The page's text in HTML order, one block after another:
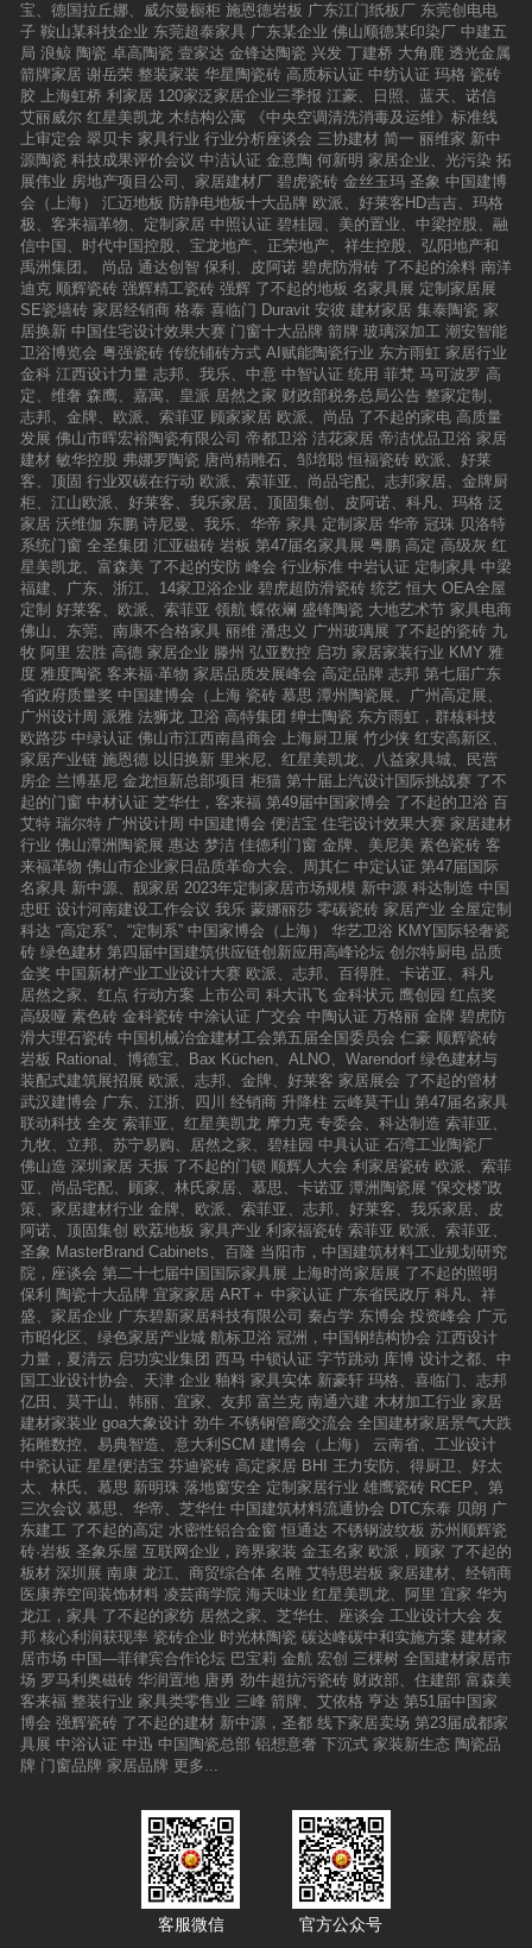
宝、德国拉丘娜、威尔曼橱柜 施恩德岩板 广东江门纸板厂 东莞创电电
子 鞍山某科技企业 东莞超泰家具 广东某企业 佛山顺德某印染厂 中建五
局 浪鲸 陶瓷 卓高陶瓷 壹家达 金锋达陶瓷 兴发 丁建桥 大角鹿 透光金属
箭牌家居 谢岳荣 整装家装 华星陶瓷砖 高质标认证 中纺认证 玛格 瓷砖
胶 上海虹桥 利家居 120家泛家居企业三季报 江豪、日照、蓝天、诺信
艾丽威尔 红星美凯龙 木结构公寓
《中央空调清洗消毒及运维》标准线
上审定会 翠贝卡 家具行业 行业分析座谈会 三协建材 简一 丽维家 新中
源陶瓷 科技成果评价会议 中洁认证 金意陶 何新明 家居企业、光污染 拓
展伟业 房地产项目公司、家居建材厂 碧虎瓷砖 金丝玉玛 圣象 中国建博
会（上海）
汇迈地板 防静电地板十大品牌 欧派、好莱客HD吉吉、玛格
极、客来福革物、定制家居 中照认证 碧桂园、美的置业、中梁控股、融
信中国、时代中国控股、宝龙地产、正荣地产、祥生控股、弘阳地产和
禹洲集团。
尚品 通达创智 保利、皮阿诺 碧虎防滑砖 了不起的涂料 南洋
迪克 顺辉瓷砖 强辉精工瓷砖 强辉 了不起的地板 名家具展 定制家居展
SE瓷墙砖 家居经销商 格泰 喜临门 Duravit 安彼 建材家居 集泰陶瓷 家
居换新 中国住宅设计效果大赛 门窗十大品牌 箭牌 玻璃深加工 潮安智能
卫浴博览会 粤强瓷砖 传统铺砖方式 AI赋能陶瓷行业 东方雨虹 家居行业
金科 江西设计力量 志邦、我乐、中意 中智认证 统用 菲梵 马可波罗 高
定、维奢 森鹰、嘉寓、皇派 居然之家 财政部税务总局公告 整家定制、
志邦、金牌、欧派、索菲亚 顾家家居 欧派、尚品 了不起的家电 高质量
发展 佛山市晖宏裕陶瓷有限公司 帝都卫浴 洁花家居 帝洁优品卫浴 家居
建材 敏华控股 弗娜罗陶瓷 唐尚精雕石、邹培聪 恒福瓷砖 欧派、好莱
客、顶固 行业双碳在行动 欧派、索菲亚、尚品宅配、志邦家居、金牌厨
柜、江山欧派、好莱客、我乐家居、顶固集创、皮阿诺、科凡、玛格 泛
家居 沃维伽 东鹏 诗尼曼、我乐、华帝 家具 定制家居 华帝 冠珠 贝洛特
系统门窗 全圣集团 汇亚磁砖 岩板 第47届名家具展 粤鹏 高定 高级灰 红
星美凯龙、富森美 了不起的安防 峰会 行业标准 中岩认证 定制家具 中梁
福建、广东、浙江、14家卫浴企业 碧虎超防滑瓷砖 统艺 恒大 OEA全屋
定制 好莱客、欧派、索菲亚 领航 蝶依斓 盛锋陶瓷 大地艺术节 家具电商
佛山、东莞、南康不合格家具 丽维 潘忠义 广州玻璃展 了不起的瓷砖 九
牧 阿里 宏胜 高德 家居企业 滕州 弘亚数控 启功 家居家装行业 KMY 雅
度 雅度陶瓷 客来福·革物 家居品质发展峰会 高定品牌 志邦 第七届广东
省政府质量奖 中国建博会（上海 瓷砖 慕思 潭州陶瓷展、广州高定展、
广州设计周 派雅 法狮龙 卫浴 高特集团 绅士陶瓷 东方雨虹，群核科技
欧路莎 中绿认证 佛山市江西南昌商会 上海厨卫展 竹少侠 红安高新区、
家居产业链 施恩德 以旧换新 里米尼、红星美凯龙、八益家具城、民营
房企 兰博基尼 金龙恒新总部项目 柜猫 第十届上汽设计国际挑战赛 了不
起的门窗 中材认证 芝华仕，客来福 第49届中国家博会 了不起的卫浴 百
艾特 瑞尔特 广州设计周 中国建博会 便洁宝 住宅设计效果大赛 家居建材
行业 佛山潭洲陶瓷展 惠达 梦洁 佳德利门窗 金牌、美尼美 素色瓷砖 客
来福革物 佛山市企业家日品质革命大会、周其仁 中定认证 第47届国际
名家具 新中源、靓家居 2023年定制家居市场规模 新中源 科达制造 中国
忠旺 设计河南建设工作会议 我乐 蒙娜丽莎 零碳瓷砖 家居产业 全屋定制
科达 “高定系”、“定制系” 中国家博会（上海） 华艺卫浴 KMY国际轻奢瓷
砖 绿色建材 第四届中国建筑供应链创新应用高峰论坛 创尔特厨电 品质
金奖 中国新材产业工业设计大赛 欧派、志邦、百得胜、卡诺亚、科凡
居然之家、红点 行动方案 上市公司 科大讯飞 金科状元 鹰创园 红点奖
高级哑 素色砖 金科瓷砖 中涂认证 广交会 中陶认证 万格丽 金牌 碧虎防
滑大理石瓷砖 中国机械冶金建材工会第五届全国委员会 仁豪 顺辉瓷砖
岩板 Rational、博德宝、Bax Küchen、ALNO、Warendorf 绿色建材与
装配式建筑展招展 欧派、志邦、金牌、好莱客 家居展会 了不起的管材
武汉建博会 广东、江浙、四川 经销商 升降柱 云峰莫干山 第47届名家具
联动科技 全友 索菲亚、红星美凯龙 摩力克 专委会、科达制造 索菲亚、
九牧、立邦、苏宁易购、居然之家、碧桂园 中具认证 石湾工业陶瓷厂
佛山造 深圳家居 天振 了不起的门锁 顺辉人大会 利家居瓷砖 欧派、索菲
亚、尚品宅配、顾家、林氏家居、慕思、卡诺亚 潭洲陶瓷展 “保交楼”政
策、家居建材行业 金牌、欧派、索菲亚、志邦、好莱客、我乐家居、皮
阿诺、顶固集创 欧荔地板 家具产业 利家福瓷砖 索菲亚 欧派、索菲亚、
圣象 MasterBrand Cabinets、百隆 当阳市，中国建筑材料工业规划研究
院，座谈会 第二十七届中国国际家具展 上海时尚家居展 了不起的照明
保利 陶瓷十大品牌 宜家家居 ART＋ 中家认证 广东省民政厅 科凡、祥
盛、家居企业 广东碧新家居科技有限公司 秦占学 东博会 投资峰会 广元
市昭化区、绿色家居产业城 航标卫浴 冠洲，中国钢结构协会 江西设计
力量，夏清云 启功实业集团 西马 中锁认证 字节跳动 库博 设计之都、中
国工业设计协会、天津 企业 釉料 家具实体 新豪轩 玛格、喜临门、志邦
亿田、莫干山、韩丽、宜家、友邦 富兰克 南通六建 木材加工行业 家居
建材家装业 goa大象设计 劲牛 不锈钢管廊交流会 全国建材家居景气大跌
拓雕数控、易典智造、意大利SCM 建博会（上海）
云南省、工业设计
中瓷认证 星星便洁宝 芬迪瓷砖 高定家居 BHI
王力安防、得厨卫、好太
太、林氏、慕思 新明珠 落地窗安全 定制家居行业 雄鹰瓷砖 RCEP、第
三次会议 慕思、华帝、芝华仕 中国建筑材料流通协会 DTC东泰 贝朗 广
东建工 了不起的高定 水密性铝合金窗 恒通达 不锈钢波纹板 苏州顺辉瓷
砖·岩板 圣象乐屋 互联网企业，跨界家装 金玉名家 欧派，顾家 了不起的
板材 深圳展 南康 龙江、商贸综合体 名雕 艾特思岩板 家居建材、经销商
医康养空间装饰材料 凌芸商学院 海天味业 红星美凯龙、阿里 宜家 华为
龙江，家具 了不起的家纺 居然之家、芝华仕、座谈会 工业设计大会 友
邦 核心利润获现率 瓷砖企业 时光林陶瓷 碳达峰碳中和实施方案 建材家
居市场 中国—菲律宾合作论坛 巴宝莉 金航 宏创 三棵树 全国建材家居市
场 罗马利奥磁砖 华润置地 唐勇 劲牛超抗污瓷砖 财政部、住建部 富森美
客来福 整装行业 家具类零售业 三峰 箭牌、艾依格 亨达 第51届中国家
博会 强辉瓷砖 了不起的建材 新中源，圣都 线下家居卖场 第23届成都家
具展 中浴认证 中迅 中国陶瓷总部 铝想意奢 下沉式 家装新生态 陶瓷品
牌 门窗品牌 家居品牌 更多...
客服微信 官方公众号